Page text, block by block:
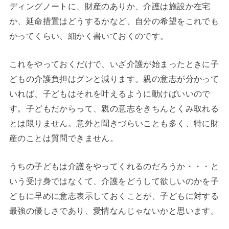
ディングノートに、財産のありか、介護は施設か在宅
か、延命措置はどうするかなど、自分の希望をこれでも
かってくらい、細かく書いておくのです。
これをやっておくだけで、いざ介護が始まったときに子
どもの介護負担はグンと減ります。親の意志が分かって
いれば、子どもはそれを叶えるように動けばいいので
す。子どもだからって、親の意志をきちんとくみ取れる
とは限りません。意外と聞きづらいことも多く、特に財
産のことは質問できません。
うちの子どもは介護をやってくれるのだろうか・・・と
いう受け身ではなくて、介護をどうして欲しいのかを子
どもに早めに意志表示しておくことが、子どもに対する
最強の優しさであり、愛情なんじゃないかと思います。